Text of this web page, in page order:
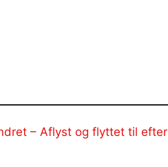
– Aflyst og flyttet til efter